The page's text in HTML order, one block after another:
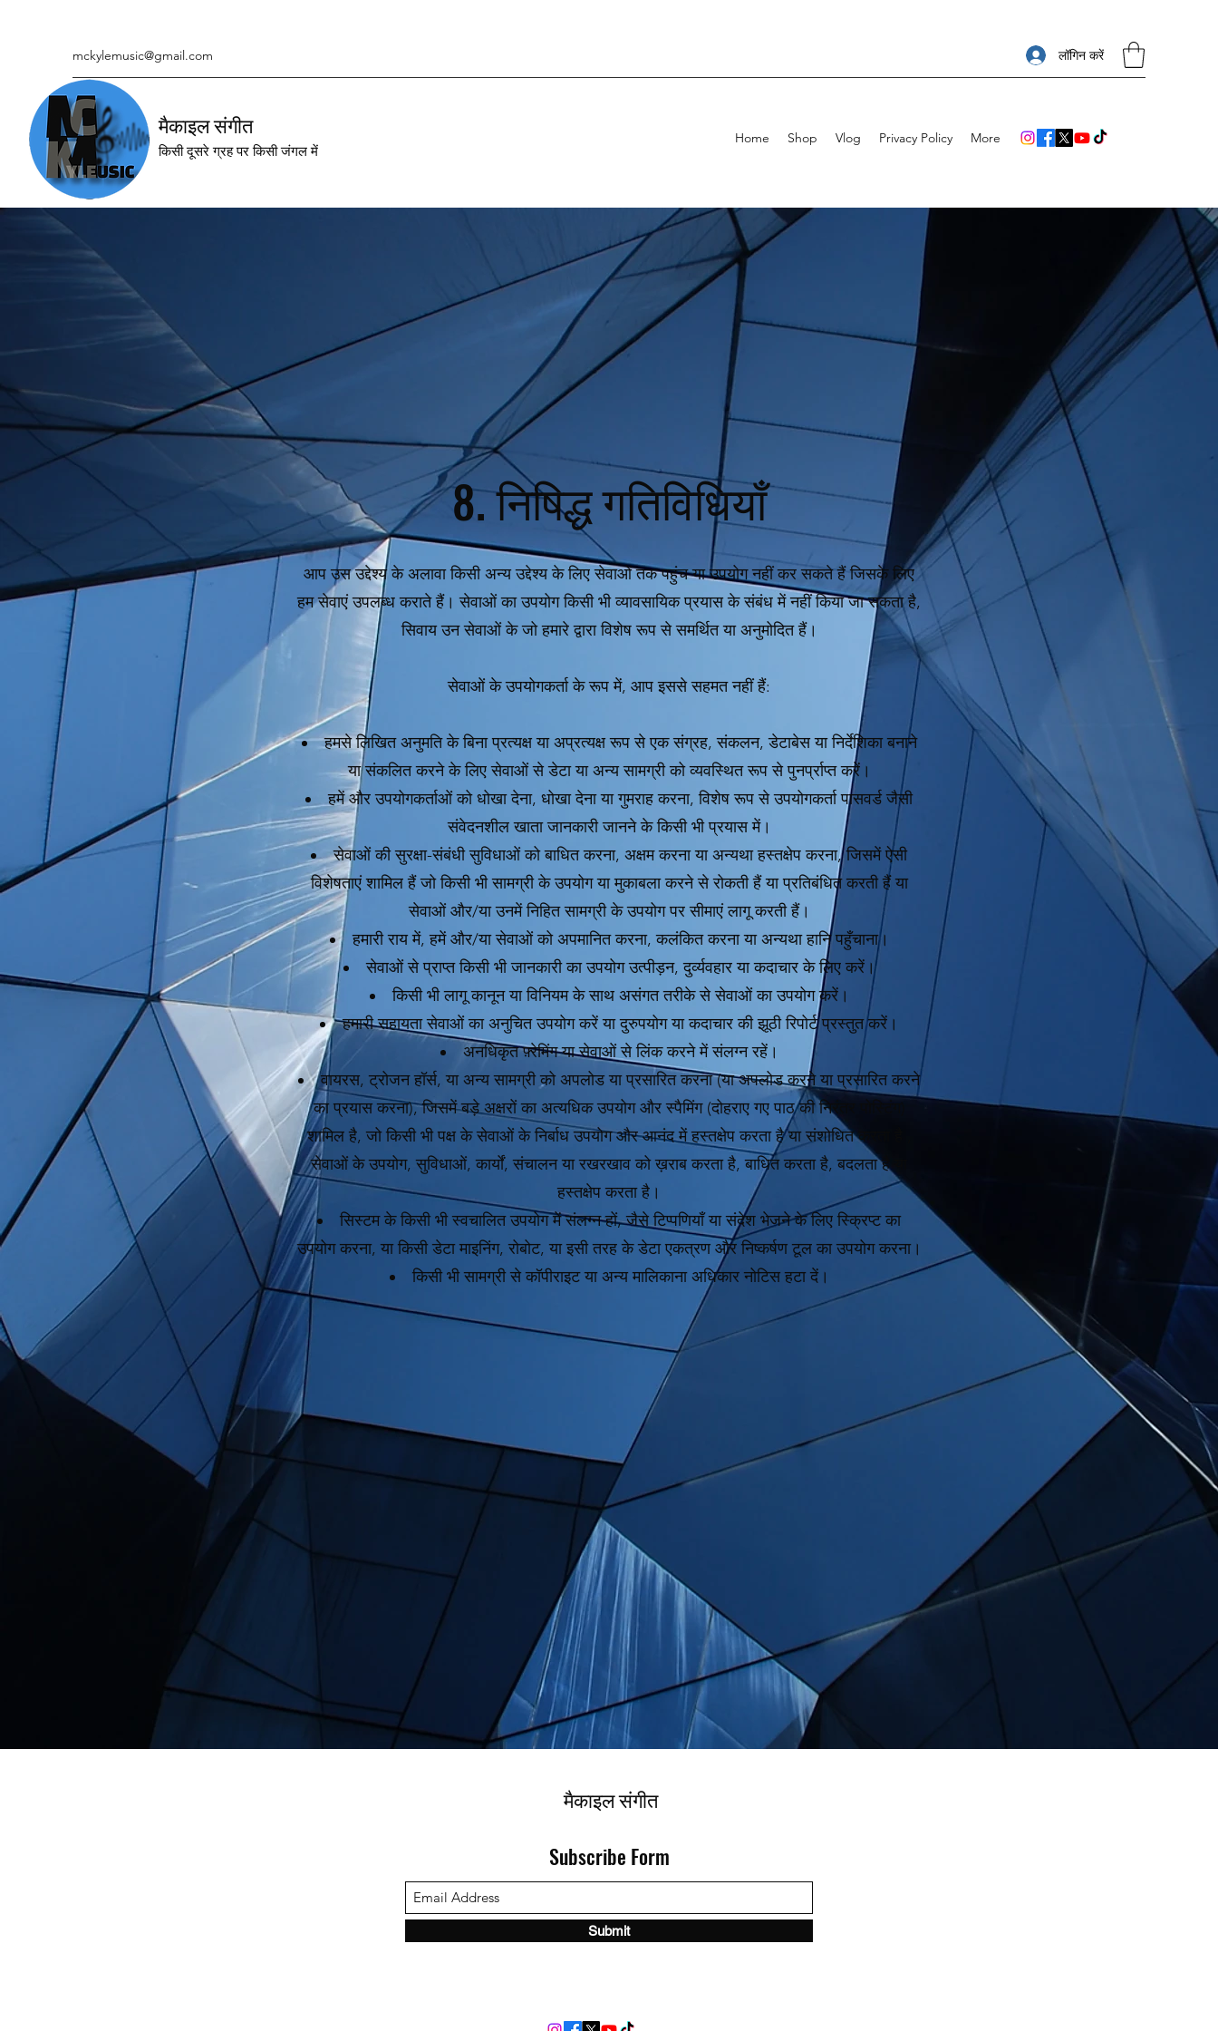
mckylemusic@gmail.com लॉगिन करें
मैकाइल संगीत
किसी दूसरे ग्रह पर किसी जंगल में
Home Shop Vlog Privacy Policy More
8. निषिद्ध गतिविधियाँ
आप उस उद्देश्य के अलावा किसी अन्य उद्देश्य के लिए सेवाओं तक पहुंच या उपयोग नहीं कर सकते हैं जिसके लिए
हम सेवाएं उपलब्ध कराते हैं। सेवाओं का उपयोग किसी भी व्यावसायिक प्रयास के संबंध में नहीं किया जा सकता है,
सिवाय उन सेवाओं के जो हमारे द्वारा विशेष रूप से समर्थित या अनुमोदित हैं।
सेवाओं के उपयोगकर्ता के रूप में, आप इससे सहमत नहीं हैं:
हमसे लिखित अनुमति के बिना प्रत्यक्ष या अप्रत्यक्ष रूप से एक संग्रह, संकलन, डेटाबेस या निर्देशिका बनाने
या संकलित करने के लिए सेवाओं से डेटा या अन्य सामग्री को व्यवस्थित रूप से पुनर्प्राप्त करें।
हमें और उपयोगकर्ताओं को धोखा देना, धोखा देना या गुमराह करना, विशेष रूप से उपयोगकर्ता पासवर्ड जैसी
संवेदनशील खाता जानकारी जानने के किसी भी प्रयास में।
सेवाओं की सुरक्षा-संबंधी सुविधाओं को बाधित करना, अक्षम करना या अन्यथा हस्तक्षेप करना, जिसमें ऐसी
विशेषताएं शामिल हैं जो किसी भी सामग्री के उपयोग या मुकाबला करने से रोकती हैं या प्रतिबंधित करती हैं या
सेवाओं और/या उनमें निहित सामग्री के उपयोग पर सीमाएं लागू करती हैं।
हमारी राय में, हमें और/या सेवाओं को अपमानित करना, कलंकित करना या अन्यथा हानि पहुँचाना।
सेवाओं से प्राप्त किसी भी जानकारी का उपयोग उत्पीड़न, दुर्व्यवहार या कदाचार के लिए करें।
किसी भी लागू कानून या विनियम के साथ असंगत तरीके से सेवाओं का उपयोग करें।
हमारी सहायता सेवाओं का अनुचित उपयोग करें या दुरुपयोग या कदाचार की झूठी रिपोर्ट प्रस्तुत करें।
अनधिकृत फ़्रेमिंग या सेवाओं से लिंक करने में संलग्न रहें।
वायरस, ट्रोजन हॉर्स, या अन्य सामग्री को अपलोड या प्रसारित करना (या अपलोड करने या प्रसारित करने
का प्रयास करना), जिसमें बड़े अक्षरों का अत्यधिक उपयोग और स्पैमिंग (दोहराए गए पाठ की निरंतर पोस्टिंग)
शामिल है, जो किसी भी पक्ष के सेवाओं के निर्बाध उपयोग और आनंद में हस्तक्षेप करता है या संशोधित करता है ,
सेवाओं के उपयोग, सुविधाओं, कार्यों, संचालन या रखरखाव को ख़राब करता है, बाधित करता है, बदलता है या
हस्तक्षेप करता है।
सिस्टम के किसी भी स्वचालित उपयोग में संलग्न हों, जैसे टिप्पणियाँ या संदेश भेजने के लिए स्क्रिप्ट का
उपयोग करना, या किसी डेटा माइनिंग, रोबोट, या इसी तरह के डेटा एकत्रण और निष्कर्षण टूल का उपयोग करना।
किसी भी सामग्री से कॉपीराइट या अन्य मालिकाना अधिकार नोटिस हटा दें।
मैकाइल संगीत
Subscribe Form
Submit